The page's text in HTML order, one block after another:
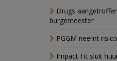
Drugs
burgemeester
PGGM neemt
Impact Fit sluit